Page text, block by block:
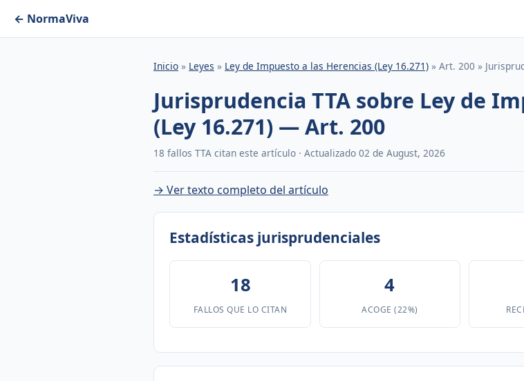
← NormaViva
Inicio » Leyes » Ley de Impuesto a las Herencias (Ley 16.271) » Art. 200 »
Jurisprudencia TTA sobre Ley de
(Ley 16.271) — Art. 200
18 fallos TTA citan este artículo · Actualizado 02 de August, 2026
→ Ver texto completo del artículo
Estadísticas jurisprudenciales
18
FALLOS QUE LO CITAN
4
ACOGE (22%)